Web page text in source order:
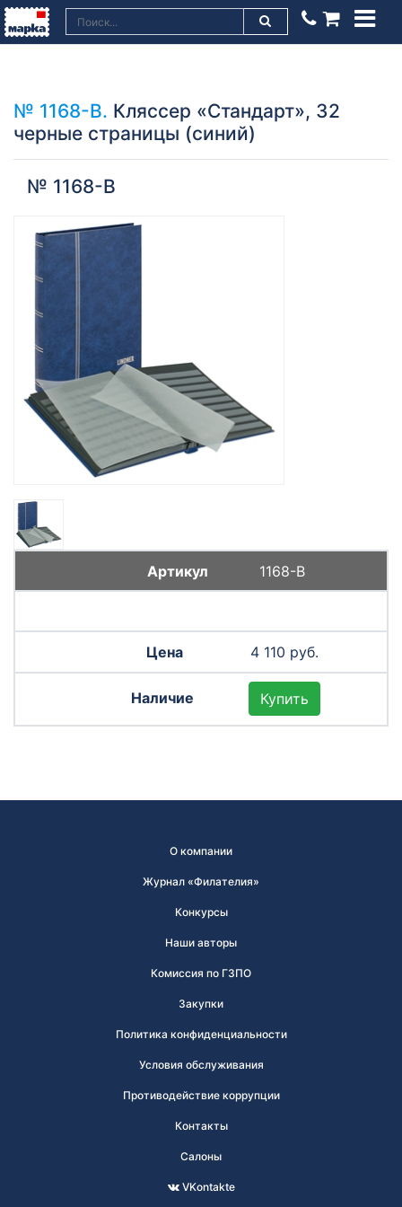
№ 1168-B. Кляссер «Стандарт», 32
черные страницы (синий)
№ 1168-B
1168-B
4 110 руб.
Купить
О компании
Журнал «Филателия»
Конкурсы
Наши авторы
Комиссия по ГЗПО
Закупки
Политика конфиденциальности
Условия обслуживания
Противодействие коррупции
Контакты
Салоны
VKontakte